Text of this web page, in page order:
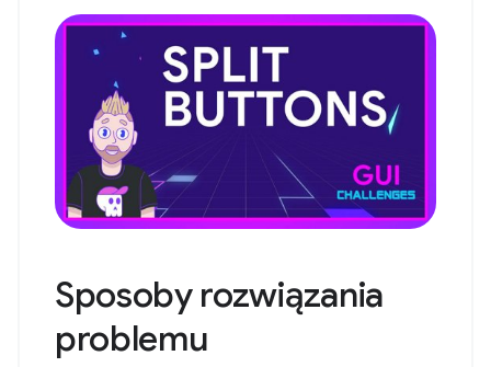
Sposoby rozwiązania
problemu